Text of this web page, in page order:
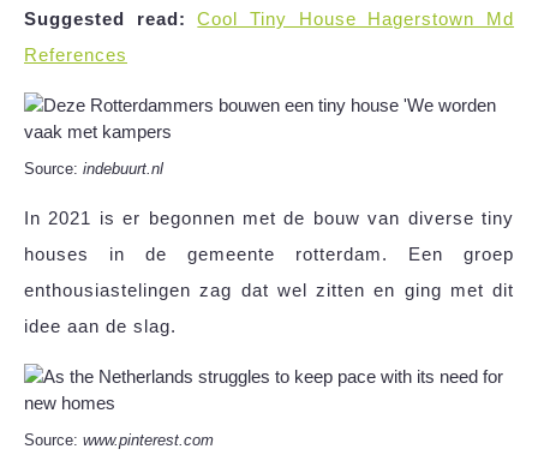
Suggested read:
Cool Tiny House Hagerstown Md
References
Source: indebuurt.nl
In 2021 is er begonnen met de bouw van diverse tiny
houses in de gemeente rotterdam. Een groep
enthousiastelingen zag dat wel zitten en ging met dit
idee aan de slag.
Source: www.pinterest.com